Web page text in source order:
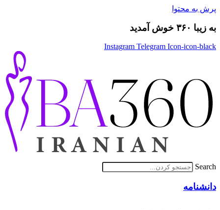
پرش به محتوا
به زیبا ۳۶۰ خوش آمدید
Instagram Telegram Icon-icon-black
Search
دانشنامه